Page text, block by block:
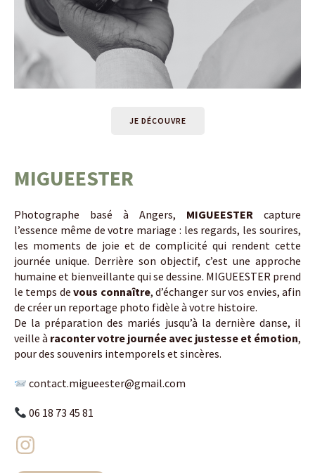
JE DÉCOUVRE
MIGUEESTER
Photographe basé à Angers, MIGUEESTER capture
l’essence même de votre mariage : les regards, les sourires,
les moments de joie et de complicité qui rendent cette
journée unique. Derrière son objectif, c’est une approche
humaine et bienveillante qui se dessine. MIGUEESTER prend
le temps devous connaître, d’échanger sur vos envies, afin
de créer un reportage photo fidèle à votre histoire.
De la préparation des mariés jusqu’à la dernière danse, il
veille à raconter votre journée avec justesse et émotion,
pour des souvenirs intemporels et sincères.
contact.migueester@gmail.com
06 18 73 45 81